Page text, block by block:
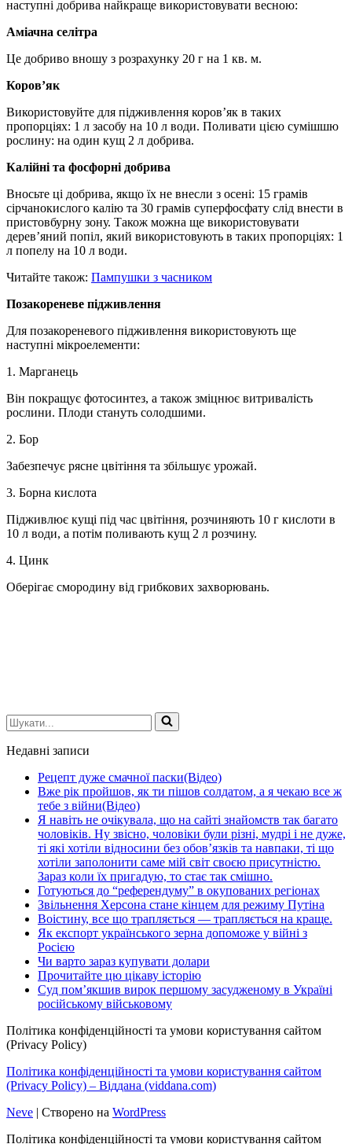
наступні добрива найкраще використовувати весною:
Аміачна селітра
Це добриво вношу з розрахунку 20 г на 1 кв. м.
Коров’як
Використовуйте для підживлення коров’як в таких
пропорціях: 1 л засобу на 10 л води. Поливати цією сумішшю
рослину: на один кущ 2 л добрива.
Калійні та фосфорні добрива
Вносьте ці добрива, якщо їх не внесли з осені: 15 грамів
сірчанокислого калію та 30 грамів суперфосфату слід внести в
пристовбурну зону. Також можна ще використовувати
дерев’яний попіл, який використовують в таких пропорціях: 1
л попелу на 10 л води.
Читайте також: Пампушки з часником
Позакореневе підживлення
Для позакореневого підживлення використовують ще
наступні мікроелементи:
1. Марганець
Він покращує фотосинтез, а також зміцнює витривалість
рослини. Плоди стануть солодшими.
2. Бор
Забезпечує рясне цвітіння та збільшує урожай.
3. Борна кислота
Підживлює кущі під час цвітіння, розчиняють 10 г кислоти в
10 л води, а потім поливають кущ 2 л розчину.
4. Цинк
Оберігає смородину від грибкових захворювань.
Шукати...
Недавні записи
Рецепт дуже смачної паски(Відео)
Вже рік пройшов, як ти пішов солдатом, а я чекаю все ж
тебе з війни(Відео)
Я навіть не очікувала, що на сайті знайомств так багато
чоловіків. Ну звісно, чоловіки були різні, мудрі і не дуже,
ті які хотіли відносини без обов’язків та навпаки, ті що
хотіли заполонити саме мій світ своєю присутністю.
Зараз коли їх пригадую, то стає так смішно.
Готуються до “референдуму” в окупованих регіонах
Звільнення Херсона стане кінцем для режиму Путіна
Воістину, все що трапляється — трапляється на краще.
Як експорт українського зерна допоможе у війні з
Росією
Чи варто зараз купувати долари
Прочитайте цю цікаву історію
Суд пом’якшив вирок першому засудженому в Україні
російському військовому
Політика конфіденційності та умови користування сайтом
(Privacy Policy)
Політика конфіденційності та умови користування сайтом
(Privacy Policy) – Віддана (viddana.com)
Neve | Створено на WordPress
Політика конфіденційності та умови користування сайтом